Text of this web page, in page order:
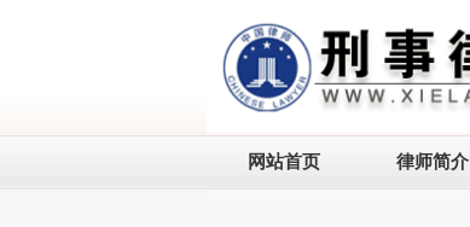
网站首页 律师简介